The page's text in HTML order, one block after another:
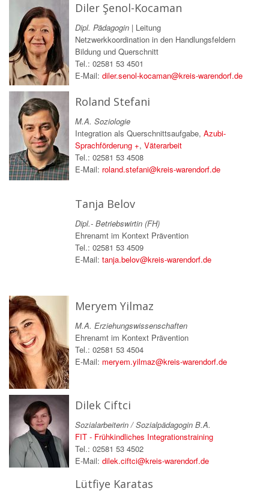
Diler Şenol-Kocaman
Dipl. Pädagogin | Leitung
Netzwerkkoordination in den Handlungsfeldern
Bildung und Querschnitt
Tel.: 02581 53 4501
E-Mail: diler.senol-kocaman@kreis-warendorf.de
Roland Stefani
M.A. Soziologie
Integration als Querschnittsaufgabe, Azubi-
Sprachförderung +, Väterarbeit
Tel.: 02581 53 4508
E-Mail: roland.stefani@kreis-warendorf.de
Tanja Belov
Dipl.- Betriebswirtin (FH)
Ehrenamt im Kontext Prävention
Tel.: 02581 53 4509
E-Mail: tanja.belov@kreis-warendorf.de
Meryem Yilmaz
M.A. Erziehungswissenschaften
Ehrenamt im Kontext Prävention
Tel.: 02581 53 4504
E-Mail: meryem.yilmaz@kreis-warendorf.de
Dilek Ciftci
Sozialarbeiterin / Sozialpädagogin B.A.
FIT - Frühkindliches Integrationstraining
Tel.: 02581 53 4502
E-Mail: dilek.ciftci@kreis-warendorf.de
Lütfiye Karatas